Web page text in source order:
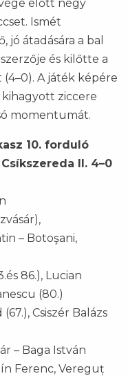
előtt négy
Ismét
jó átadására a bal
és kilőtte a
(4–0). A játék képére
ziccere
momentumát.
10. forduló
II. 4–0
– Botoşani,
86.), Lucian
(80.)
Csiszér Balázs
– Baga István
Ferenc, Vereguț